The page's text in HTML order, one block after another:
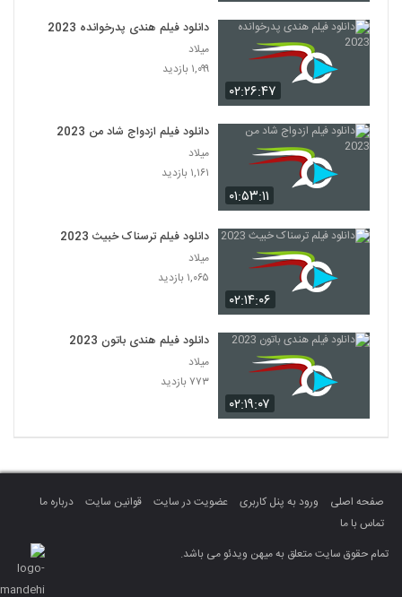
۰۲:۲۶:۴۷
دانلود فیلم هندی پدرخوانده 2023
میلاد
۱,۰۹۹ بازدید
۰۱:۵۳:۱۱
دانلود فیلم ازدواج شاد من 2023
میلاد
۱,۱۶۱ بازدید
۰۲:۱۴:۰۶
دانلود فیلم ترسناک خبیث 2023
میلاد
۱,۰۶۵ بازدید
۰۲:۱۹:۰۷
دانلود فیلم هندی باتون 2023
میلاد
۷۷۳ بازدید
صفحه اصلی ورود به پنل کاربری عضویت در سایت قوانین سایت
درباره ما
تماس با ما
تمام حقوق سایت متعلق به میهن ویدئو می باشد.